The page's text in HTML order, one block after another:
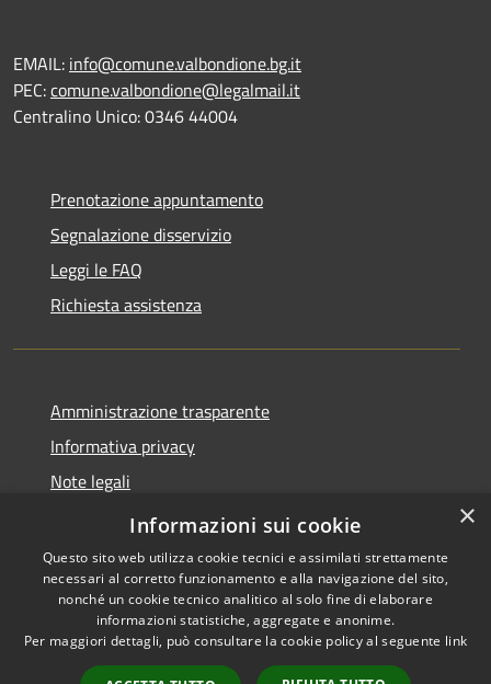
EMAIL: info@comune.valbondione.bg.it
PEC:comune.valbondione@legalmail.it
Centralino Unico: 0346 44004
Prenotazione appuntamento
Segnalazione disservizio
Leggi le FAQ
Richiesta assistenza
Amministrazione trasparente
Informativa privacy
Note legali
Dichiarazione di accessibilità
Accessibilità
Copyright © 2026 • Comune di
Valbondione • Powered by
×
Informazioni sui cookie
Questo sito web utilizza cookie tecnici e assimilati strettamente
necessari al corretto funzionamento e alla navigazione del sito,
nonché un cookie tecnico analitico al solo fine di elaborare
informazioni statistiche, aggregate e anonime.
Per maggiori dettagli, può consultare la cookie policy al seguente link